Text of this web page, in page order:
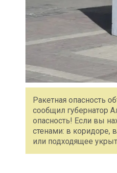
Ракетная опасность
сообщил губернатор
опасность! Если вы
стенами: в коридоре,
или подходящее